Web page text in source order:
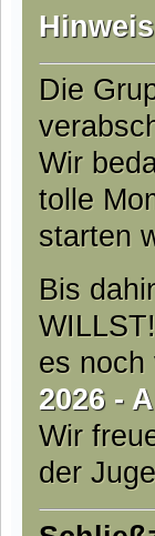
Die
Wir
tolle
starten
Bis
es noch
2026 -
Wir
der